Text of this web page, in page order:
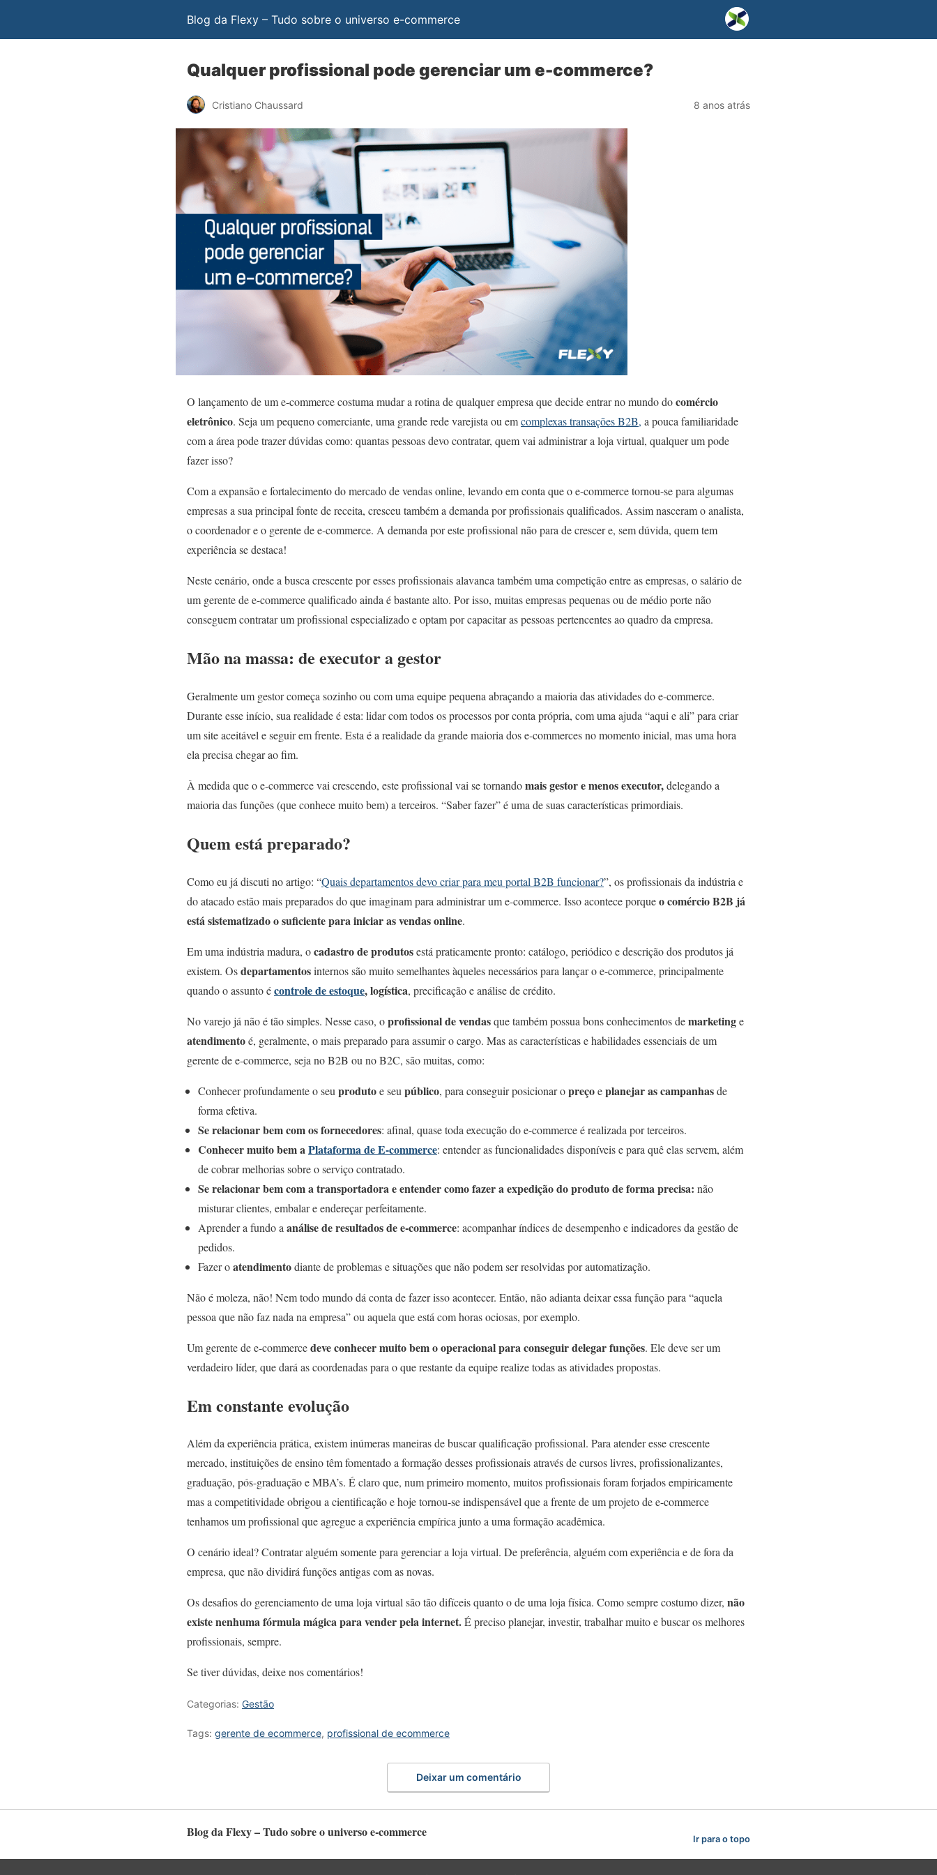
Blog da Flexy – Tudo sobre o universo e-commerce
Qualquer profissional pode gerenciar um e-commerce?
Cristiano Chaussard 8 anos atrás
O lançamento de um e-commerce costuma mudar a rotina de qualquer empresa que decide entrar no mundo docomércio
eletrônico. Seja um pequeno comerciante, uma grande rede varejista ou emcomplexas transações B2B, a pouca familiaridade
com a área pode trazer dúvidas como: quantas pessoas devo contratar, quem vai administrar a loja virtual, qualquer um pode
fazer isso?
Com a expansão e fortalecimento do mercado de vendas online, levando em conta que o e-commerce tornou-se para algumas
empresas a sua principal fonte de receita, cresceu também a demanda por profissionais qualificados. Assim nasceram o analista,
o coordenador e o gerente de e-commerce. A demanda por este profissional não para de crescer e, sem dúvida, quem tem
experiência se destaca!
Neste cenário, onde a busca crescente por esses profissionais alavanca também uma competição entre as empresas, o salário de
um gerente de e-commerce qualificado ainda é bastante alto. Por isso, muitas empresas pequenas ou de médio porte não
conseguem contratar um profissional especializado e optam por capacitar as pessoas pertencentes ao quadro da empresa.
Mão na massa: de executor a gestor
Geralmente um gestor começa sozinho ou com uma equipe pequena abraçando a maioria das atividades do e-commerce.
Durante esse início, sua realidade é esta: lidar com todos os processos por conta própria, com uma ajuda “aqui e ali” para criar
um site aceitável e seguir em frente. Esta é a realidade da grande maioria dos e-commerces no momento inicial, mas uma hora
ela precisa chegar ao fim.
À medida que o e-commerce vai crescendo, este profissional vai se tornandomais gestor e menos executor,delegando a
maioria das funções (que conhece muito bem) a terceiros. “Saber fazer” é uma de suas características primordiais.
Quem está preparado?
Como eu já discuti no artigo: “Quais departamentos devo criar para meu portal B2B funcionar?”, os profissionais da indústria e
do atacado estão mais preparados do que imaginam para administrar um e-commerce. Isso acontece porqueo comércio B2B já
está sistematizado o suficiente para iniciar as vendas online.
Em uma indústria madura, ocadastro de produtosestá praticamente pronto: catálogo, periódico e descrição dos produtos já
existem. Osdepartamentosinternos são muito semelhantes àqueles necessários para lançar o e-commerce, principalmente
quando o assunto écontrole de estoque, logística, precificação e análise de crédito.
No varejo já não é tão simples. Nesse caso, oprofissional de vendasque também possua bons conhecimentos demarketinge
atendimentoé, geralmente, o mais preparado para assumir o cargo. Mas as características e habilidades essenciais de um
gerente de e-commerce, seja no B2B ou no B2C, são muitas, como:
Conhecer profundamente o seu produtoe seu público, para conseguir posicionar opreçoeplanejar as campanhasde
forma efetiva.
Se relacionar bem com os fornecedores: afinal, quase toda execução do e-commerce é realizada por terceiros.
Conhecer muito bem aPlataforma de E-commerce: entender as funcionalidades disponíveis e para quê elas servem, além
de cobrar melhorias sobre o serviço contratado.
Se relacionar bem com a transportadora e entender como fazer a expedição do produto de forma precisa: não
misturar clientes, embalar e endereçar perfeitamente.
Aprender a fundo a análise de resultados de e-commerce: acompanhar índices de desempenho e indicadores da gestão de
pedidos.
Fazer oatendimentodiante de problemas e situações que não podem ser resolvidas por automatização.
Não é moleza, não! Nem todo mundo dá conta de fazer isso acontecer. Então, não adianta deixar essa função para “aquela
pessoa que não faz nada na empresa” ou aquela que está com horas ociosas, por exemplo.
Um gerente de e-commercedeve conhecer muito bem o operacional para conseguir delegar funções. Ele deve ser um
verdadeiro líder, que dará as coordenadas para o que restante da equipe realize todas as atividades propostas.
Em constante evolução
Além da experiência prática, existem inúmeras maneiras de buscar qualificação profissional. Para atender esse crescente
mercado, instituições de ensino têm fomentado a formação desses profissionais através de cursos livres, profissionalizantes,
graduação, pós-graduação e MBA’s. É claro que, num primeiro momento, muitos profissionais foram forjados empiricamente
mas a competitividade obrigou a cientificação e hoje tornou-se indispensável que a frente de um projeto de e-commerce
tenhamos um profissional que agregue a experiência empírica junto a uma formação acadêmica.
O cenário ideal? Contratar alguém somente para gerenciar a loja virtual. De preferência, alguém com experiência e de fora da
empresa, que não dividirá funções antigas com as novas.
Os desafios do gerenciamento de uma loja virtual são tão difíceis quanto o de uma loja física. Como sempre costumo dizer, não
existe nenhuma fórmula mágica para vender pela internet.É preciso planejar, investir, trabalhar muito e buscar os melhores
profissionais, sempre.
Se tiver dúvidas, deixe nos comentários!
Categorias: Gestão
Tags: gerente de ecommerce, profissional de ecommerce
Deixar um comentário
Blog da Flexy – Tudo sobre o universo e-commerce Ir para o topo